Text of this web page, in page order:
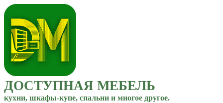
ДОСТУПНАЯ МЕБЕЛЬ
кухни, шкафы-купе, спальни и многое другое.